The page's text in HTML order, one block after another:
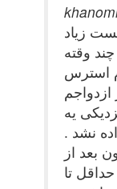
زیاد
وقته
استرس
ازدواجم
یه
نشد .
بعد از
تا